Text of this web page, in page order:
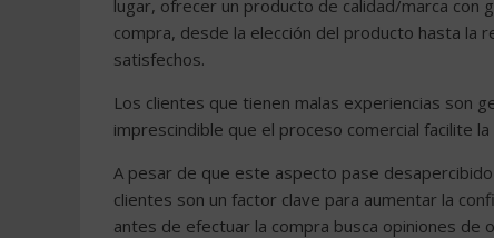
lugar, ofrecer un producto de calidad/marca con
compra, desde la elección del producto hasta la
satisfechos.
Los clientes que tienen malas experiencias son
imprescindible que el proceso comercial facilite
A pesar de que este aspecto pase
clientes son un factor clave para aumentar la
antes de efectuar la compra busca opiniones de